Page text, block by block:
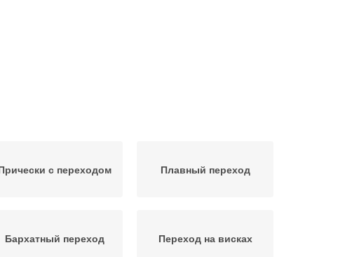
с переходом Плавный переход
Бархатный переход Переход на висках